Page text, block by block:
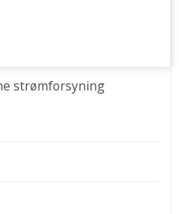
strømforsyning